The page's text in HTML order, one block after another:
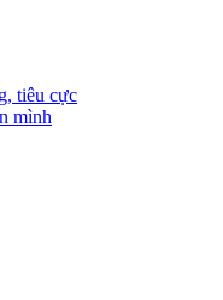
tiêu cực
mình